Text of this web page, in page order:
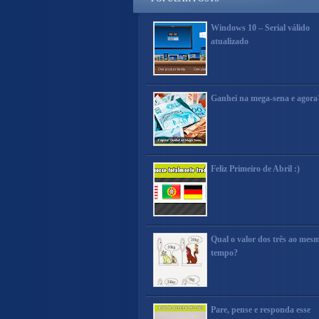
Windows 10 – Serial válido
atualizado
Ganhei na mega-sena e
Feliz Primeiro de Abril :)
Qual o valor dos três ao
tempo?
Pare, pense e responda esse